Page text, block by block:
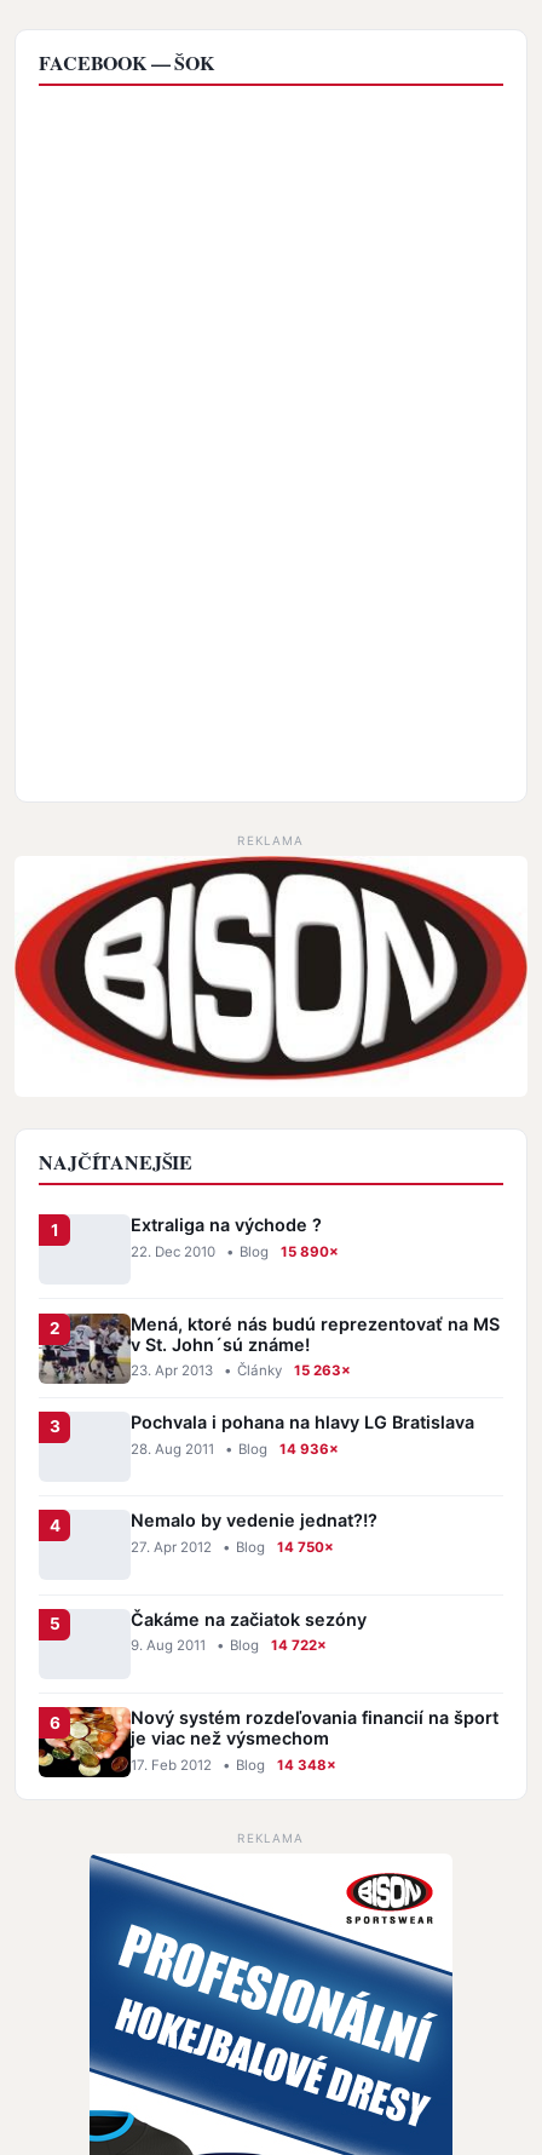
FACEBOOK — ŠOK
REKLAMA
NAJČÍTANEJŠIE
Extraliga na východe ?
22. Dec 2010 • Blog 15 890×
Mená, ktoré nás budú reprezentovať na MS
v St. John´sú známe!
23. Apr 2013 • Články 15 263×
Pochvala i pohana na hlavy LG Bratislava
28. Aug 2011 • Blog 14 936×
Nemalo by vedenie jednat?!?
27. Apr 2012 • Blog 14 750×
Čakáme na začiatok sezóny
9. Aug 2011 • Blog 14 722×
Nový systém rozdeľovania financií na šport
je viac než výsmechom
17. Feb 2012 • Blog 14 348×
REKLAMA